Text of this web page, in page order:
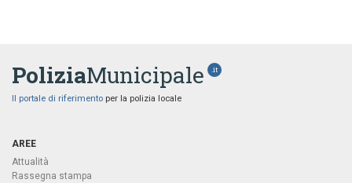
PoliziaMunicipale .it
Il portale di riferimento per la polizia locale
AREE
Attualità
Rassegna stampa